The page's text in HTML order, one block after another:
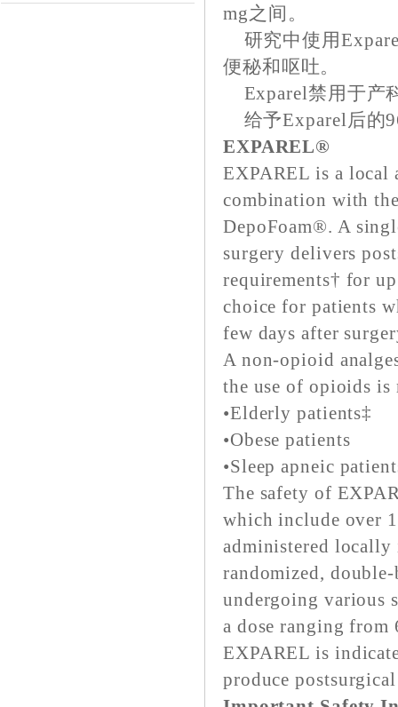
mg之间。
研究中使用
便秘和呕吐。
Exparel禁用于产
给予Exparel后的
EXPAREL®
EXPAREL is a local
combination with
DepoFoam®. A
surgery delivers
requirements† for
choice for patients
few days after
A non-opioid
the use of opioids
•Elderly patients‡
•Obese patients
•Sleep apneic
The safety of
which include over
administered locally
randomized,
undergoing various
a dose ranging
EXPAREL is
produce